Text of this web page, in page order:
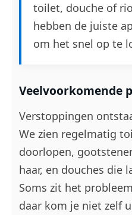
toilet, douche of
hebben de juiste
om het snel op te
Veelvoorkomende
Verstoppingen
We zien regelmatig
doorlopen,
haar, en douches die
Soms zit het
daar kom je niet zelf